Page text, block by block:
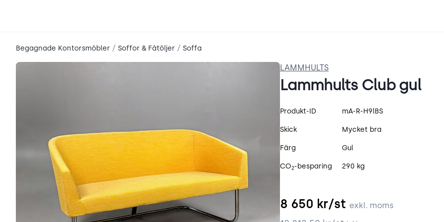
Begagnade Kontorsmöbler / Soffor & Fåtöljer / Soffa
LAMMHULTS
Lammhults Club gul
Produktspecifikation
Produkt-ID mA-R-H9lBS
Skick Mycket bra
Färg Gul
CO2-besparing 290 kg
8 650 kr/st exkl. moms